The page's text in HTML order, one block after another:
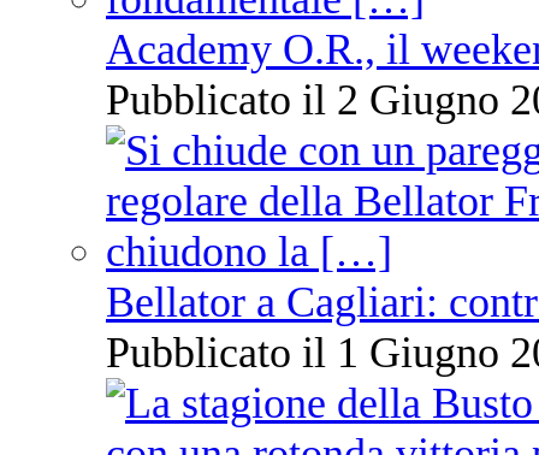
Academy O.R., il
Pubblicato il 2 Giugno
Bellator a Cagliari:
Pubblicato il 1 Giugno